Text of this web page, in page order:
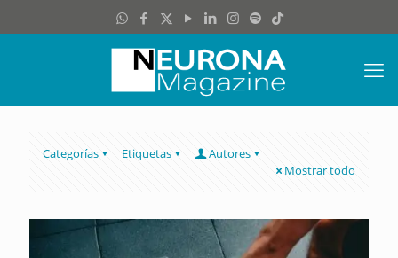
Categorías Etiquetas
Autores
Mostrar todo